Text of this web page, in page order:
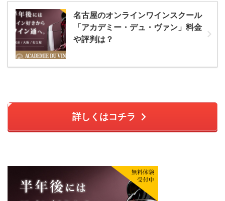
名古屋のオンラインワインスクール
「アカデミー・デュ・ヴァン」料金
や評判は？
詳しくはコチラ